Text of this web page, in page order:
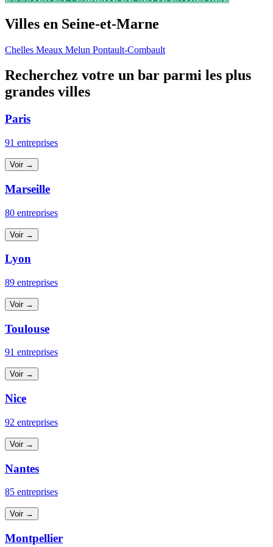
Villes en Seine-et-Marne
Chelles Meaux Melun Pontault-Combault
Recherchez votre un bar parmi les plus
grandes villes
Paris
91 entreprises
Voir →
Marseille
80 entreprises
Voir →
Lyon
89 entreprises
Voir →
Toulouse
91 entreprises
Voir →
Nice
92 entreprises
Voir →
Nantes
85 entreprises
Voir →
Montpellier